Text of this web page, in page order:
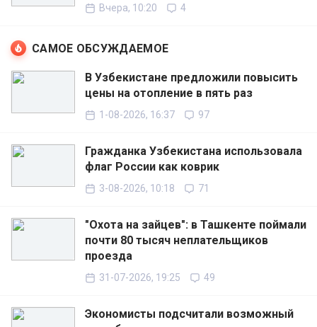
Вчера, 10:20 4
САМОЕ ОБСУЖДАЕМОЕ
В Узбекистане предложили повысить
цены на отопление в пять раз
1-08-2026, 16:37 97
Гражданка Узбекистана использовала
флаг России как коврик
3-08-2026, 10:18 71
"Охота на зайцев": в Ташкенте поймали
почти 80 тысяч неплательщиков
проезда
31-07-2026, 19:25 49
Экономисты подсчитали возможный